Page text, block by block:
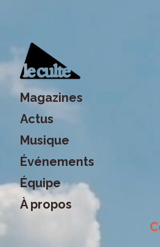
Magazines
Actus
Musique
Événements
Équipe
À propos